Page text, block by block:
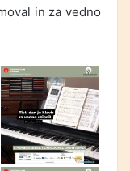
in za vedno